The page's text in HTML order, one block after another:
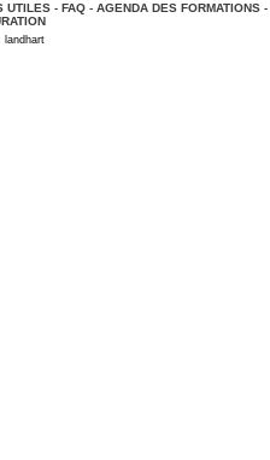
UTILES- FAQ- AGENDA DES FORMATIONS-
landhart